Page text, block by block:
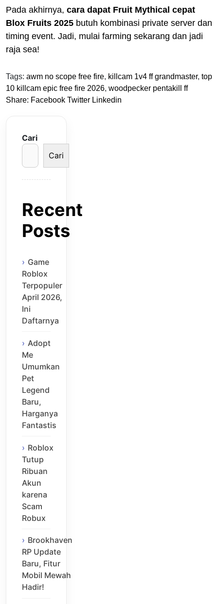
Pada akhirnya, cara dapat Fruit Mythical cepat
Blox Fruits 2025 butuh kombinasi private server dan
timing event. Jadi, mulai farming sekarang dan jadi
raja sea!
Tags: awm no scope free fire, killcam 1v4 ff grandmaster, top
10 killcam epic free fire 2026, woodpecker pentakill ff
Share: Facebook Twitter Linkedin
Cari
Cari
Recent
Posts
Game
Roblox
Terpopuler
April 2026,
Ini
Daftarnya
Adopt
Me
Umumkan
Pet
Legend
Baru,
Harganya
Fantastis
Roblox
Tutup
Ribuan
Akun
karena
Scam
Robux
Brookhaven
RP Update
Baru, Fitur
Mobil Mewah
Hadir!